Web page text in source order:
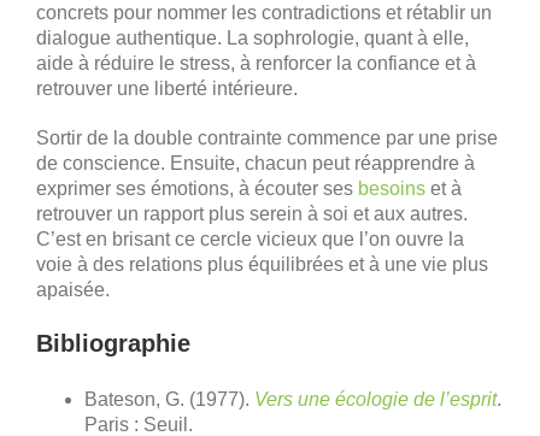
concrets pour nommer les contradictions et rétablir un
dialogue authentique. La sophrologie, quant à elle,
aide à réduire le stress, à renforcer la confiance et à
retrouver une liberté intérieure.
Sortir de la double contrainte commence par une prise
de conscience. Ensuite, chacun peut réapprendre à
exprimer ses émotions, à écouter ses besoins et à
retrouver un rapport plus serein à soi et aux autres.
C’est en brisant ce cercle vicieux que l’on ouvre la
voie à des relations plus équilibrées et à une vie plus
apaisée.
Bibliographie
Bateson, G. (1977). Vers une écologie de l’esprit.
Paris : Seuil.